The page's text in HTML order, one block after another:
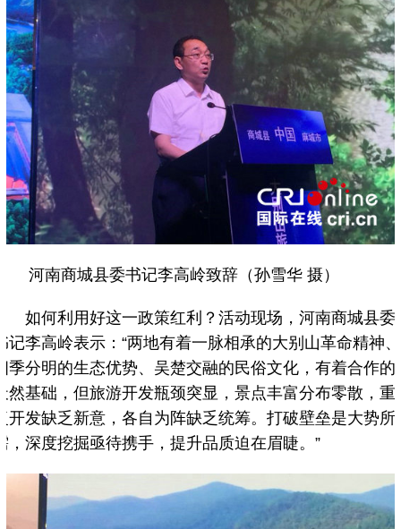
河南商城县委书记李高岭致辞（孙雪华 摄）
何利用好这一政策红利？活动现场，河南商城县委
记李高岭表示：“两地有着一脉相承的大别山革命精神、
季分明的生态优势、吴楚交融的民俗文化，有着合作的
然基础，但旅游开发瓶颈突显，景点丰富分布零散，重
开发缺乏新意，各自为阵缺乏统筹。打破壁垒是大势所
，深度挖掘亟待携手，提升品质迫在眉睫。”